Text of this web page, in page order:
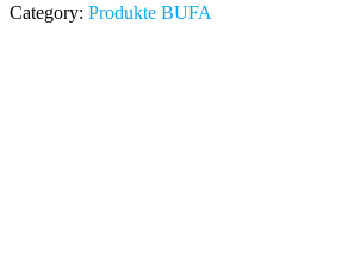
Category: Produkte BUFA